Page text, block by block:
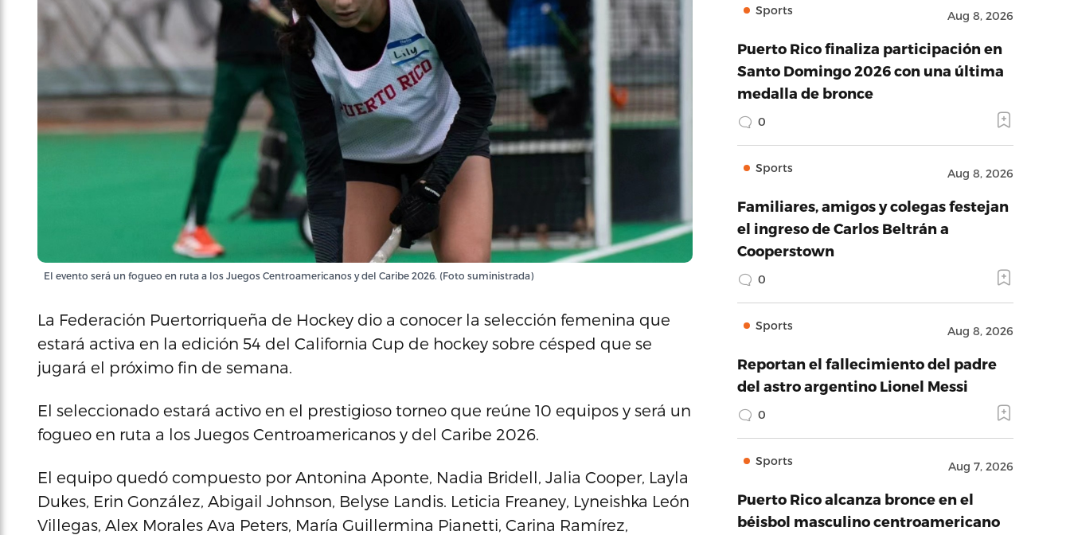
El evento será un fogueo en ruta a los Juegos Centroamericanos y del Caribe 2026. (Foto suministrada)
La Federación Puertorriqueña de Hockey dio a conocer la selección femenina que
estará activa en la edición 54 del California Cup de hockey sobre césped que se
jugará el próximo fin de semana.
El seleccionado estará activo en el prestigioso torneo que reúne 10 equipos y será un
fogueo en ruta a los Juegos Centroamericanos y del Caribe 2026.
El equipo quedó compuesto por Antonina Aponte, Nadia Bridell, Jalia Cooper, Layla
Dukes, Erin González, Abigail Johnson, Belyse Landis. Leticia Freaney, Lyneishka León
Villegas, Alex Morales Ava Peters, María Guillermina Pianetti, Carina Ramírez,
Sports Aug 8, 2026
Puerto Rico finaliza participación en
Santo Domingo 2026 con una última
medalla de bronce
0
Sports Aug 8, 2026
Familiares, amigos y colegas festejan
el ingreso de Carlos Beltrán a
Cooperstown
0
Sports Aug 8, 2026
Reportan el fallecimiento del padre
del astro argentino Lionel Messi
0
Sports Aug 7, 2026
Puerto Rico alcanza bronce en el
béisbol masculino centroamericano